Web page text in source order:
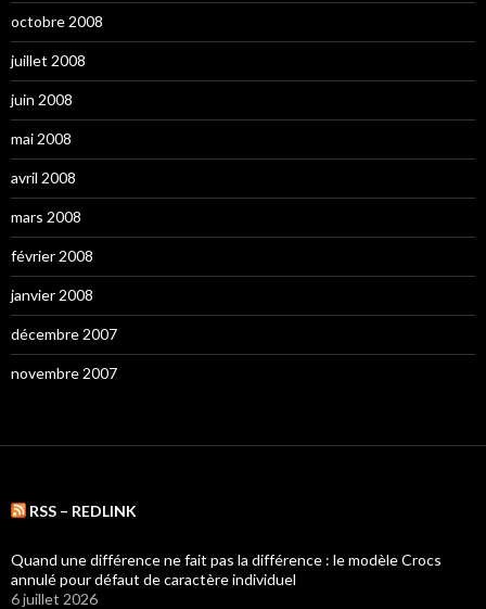
octobre 2008
juillet 2008
juin 2008
mai 2008
avril 2008
mars 2008
février 2008
janvier 2008
décembre 2007
novembre 2007
RSS – REDLINK
Quand une différence ne fait pas la différence : le modèle Crocs
annulé pour défaut de caractère individuel
6 juillet 2026